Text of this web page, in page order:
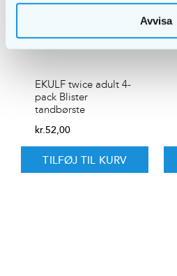
Avvisa
EKULF twice adult 4-
pack Blister
tandbørste
kr.52,00
TILFØJ TIL KURV